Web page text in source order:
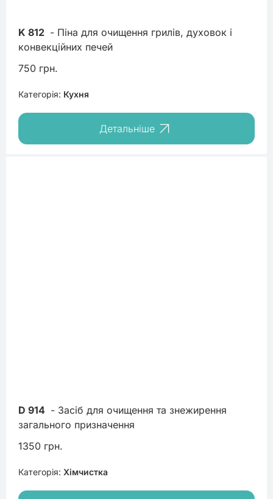
K 812 - Піна для очищення грилів, духовок і
конвекційних печей
750 грн.
Категорія: Кухня
Детальніше
D 914 - Засіб для очищення та знежирення
загального призначення
1350 грн.
Категорія: Хімчистка